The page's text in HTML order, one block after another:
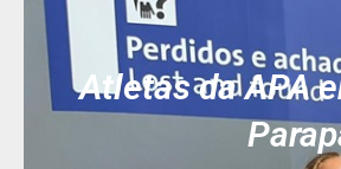
Atletas da APA